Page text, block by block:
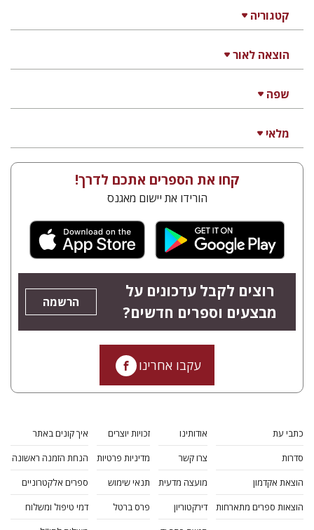
קטגוריה
הוצאה לאור
שפה
מלאי
קחו את הספרים אתכם לדרך!
הורידו את יישום מאגנס
רוצים לקבל עדכונים על
מבצעים וספרים חדשים?
הרשמה
עקבו אחרינו
כתבי עת
סדרות
הוצאת אקדמון
הוצאות ספרים מתארחות
אודותינו
צרו קשר
מועצה מדעית
דירקטוריון
זכויות יוצרים
מדיניות פרטיות
תנאי שימוש
פרס ברטל
איך קונים באתר
הנחת הזמנה ראשונה
ספרים אלקטרוניים
דמי טיפול ומשלוח